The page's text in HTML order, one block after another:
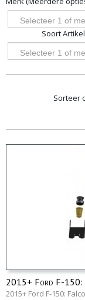
opties
Selecteer 1 of
opties
Soort Artikel
Selecteer 1 of
Sorteer
2015+ Ford F-150:
Leveling System
2015+ Ford F-150: